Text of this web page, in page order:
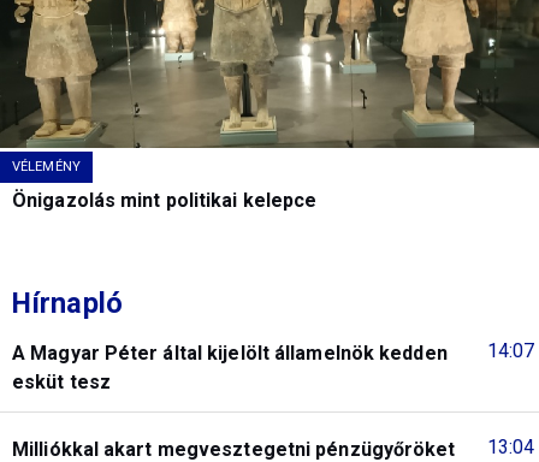
VÉLEMÉNY
Önigazolás mint politikai kelepce
Hírnapló
14:07
A Magyar Péter által kijelölt államelnök kedden
esküt tesz
13:04
Milliókkal akart megvesztegetni pénzügyőröket